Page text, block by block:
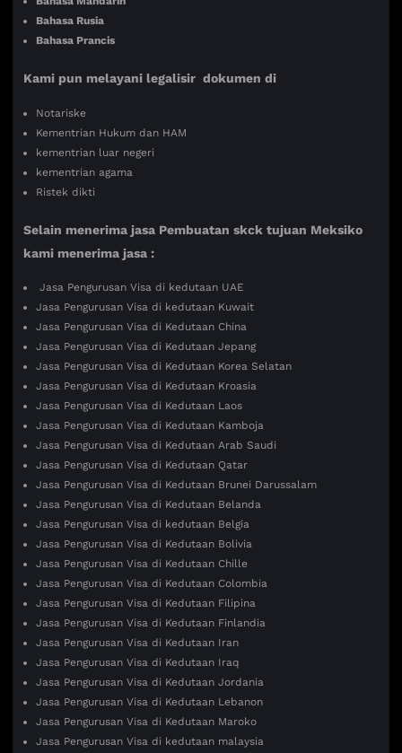
Bahasa Rusia
Bahasa Prancis
Kami pun melayani legalisir dokumen di
Notariske
Kementrian Hukum dan HAM
kementrian luar negeri
kementrian agama
Ristek dikti
Selain menerima jasa Pembuatan skck tujuan Meksiko
kami menerima jasa :
Jasa Pengurusan Visa di kedutaan UAE
Jasa Pengurusan Visa di kedutaan Kuwait
Jasa Pengurusan Visa di Kedutaan China
Jasa Pengurusan Visa di Kedutaan Jepang
Jasa Pengurusan Visa di Kedutaan Korea Selatan
Jasa Pengurusan Visa di Kedutaan Kroasia
Jasa Pengurusan Visa di Kedutaan Laos
Jasa Pengurusan Visa di Kedutaan Kamboja
Jasa Pengurusan Visa di Kedutaan Arab Saudi
Jasa Pengurusan Visa di Kedutaan Qatar
Jasa Pengurusan Visa di Kedutaan Brunei Darussalam
Jasa Pengurusan Visa di Kedutaan Belanda
Jasa Pengurusan Visa di kedutaan Belgia
Jasa Pengurusan Visa di Kedutaan Bolivia
Jasa Pengurusan Visa di Kedutaan Chille
Jasa Pengurusan Visa di Kedutaan Colombia
Jasa Pengurusan Visa di Kedutaan Filipina
Jasa Pengurusan Visa di Kedutaan Finlandia
Jasa Pengurusan Visa di Kedutaan Iran
Jasa Pengurusan Visa di Kedutaan Iraq
Jasa Pengurusan Visa di Kedutaan Jordania
Jasa Pengurusan Visa di Kedutaan Lebanon
Jasa Pengurusan Visa di Kedutaan Maroko
Jasa Pengurusan Visa di kedutaan malaysia